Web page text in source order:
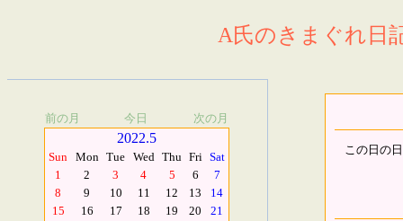
A氏のきまぐれ日
前の月 今日 次の月
2022.5
Sun Mon Tue Wed Thu Fri Sat
1
2 3 4 5 6
7
8
9 10 11 12 13
14
15
16 17 18 19 20
21
この日の